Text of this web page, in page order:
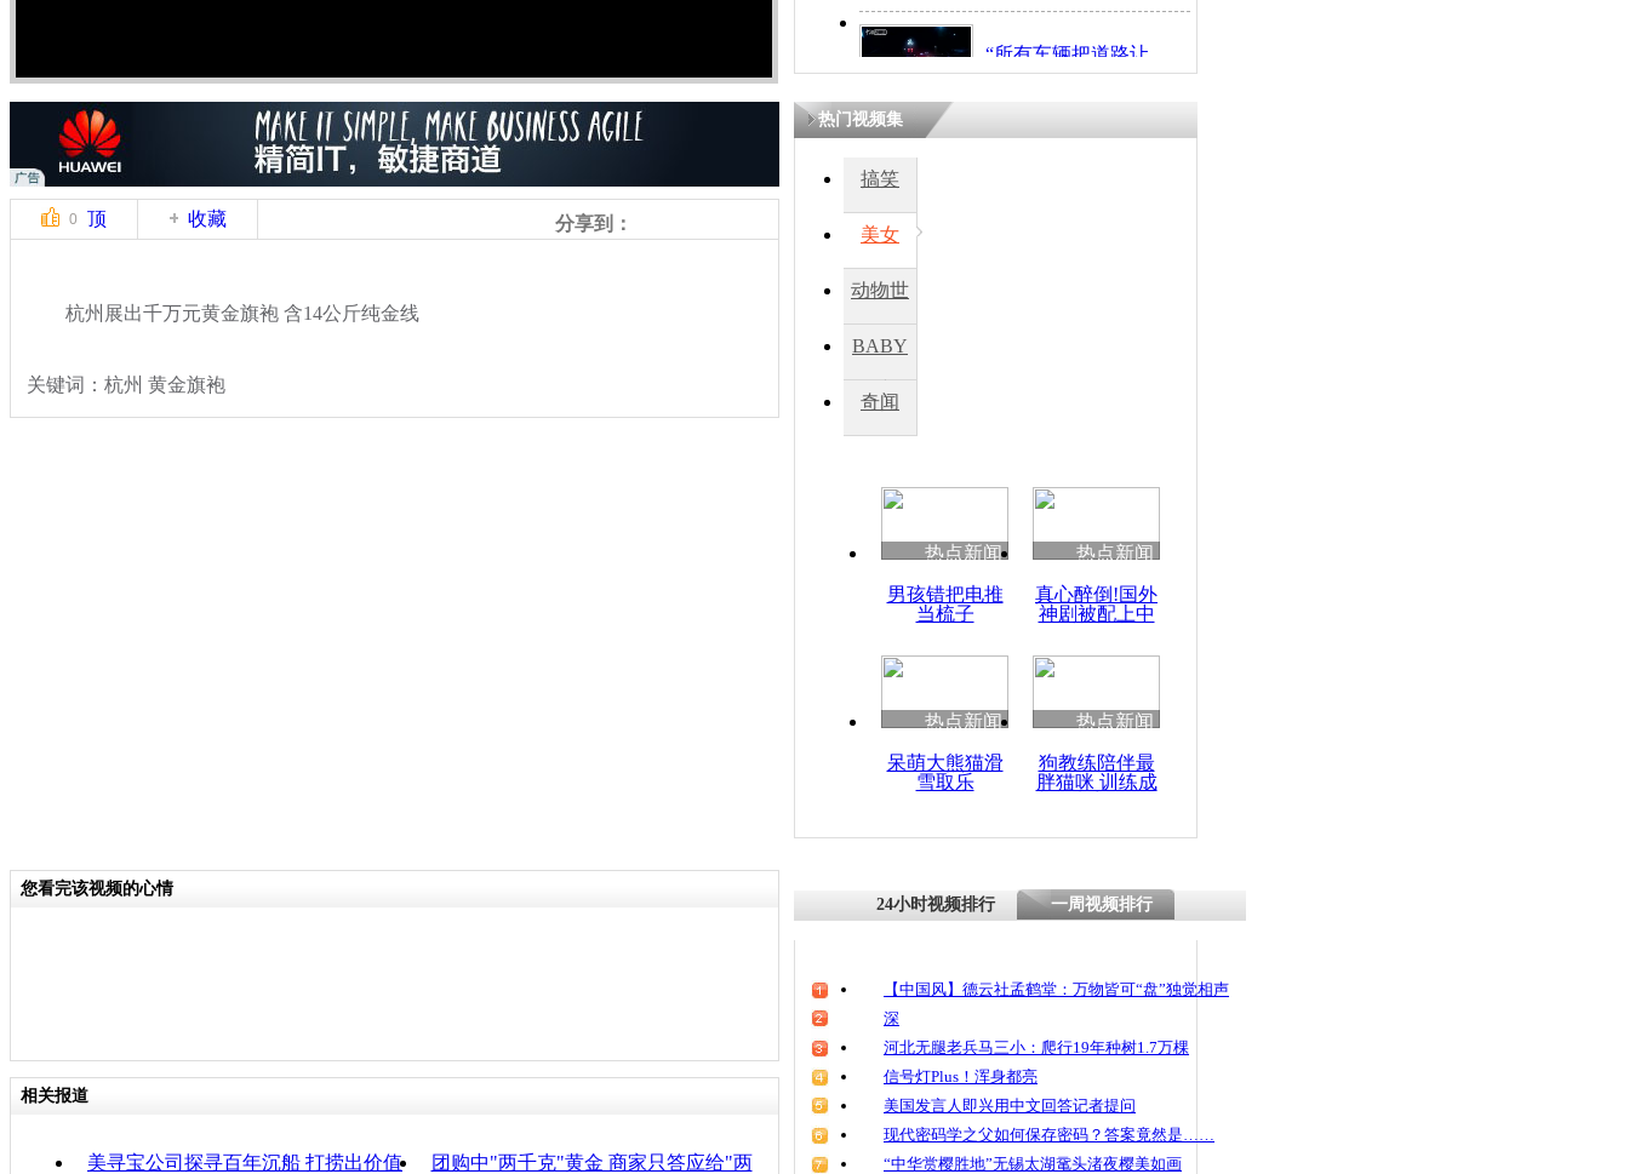
“所有车辆把道路让
开！”儿童突发疾病交
因
度苗族花山节
魂
0 顶 收藏 分享到：
杭州展出千万元黄金旗袍 含14公斤纯金线
关键词：杭州 黄金旗袍
热门视频集
搞笑
美女
动物世
BABY
秀
奇闻
热点新闻
男孩错把电推
当梳子
热点新闻
真心醉倒!国外
神剧被配上中
热点新闻
呆萌大熊猫滑
雪取乐
热点新闻
狗教练陪伴最
胖猫咪 训练成
您看完该视频的心情
相关报道
美寻宝公司探寻百年沉船 打捞出价值
团购中"两千克"黄金 商家只答应给"两
24小时视频排行 一周视频排行
【中国风】德云社孟鹤堂：万物皆可“盘”独觉相声
深
河北无腿老兵马三小：爬行19年种树1.7万棵
信号灯Plus！浑身都亮
美国发言人即兴用中文回答记者提问
现代密码学之父如何保存密码？答案竟然是……
“中华赏樱胜地”无锡太湖鼋头渚夜樱美如画